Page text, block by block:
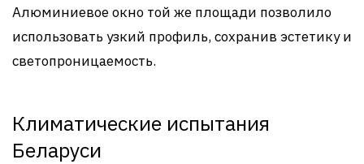
Алюминиевое окно той же площади позволило
использовать узкий профиль, сохранив эстетику и
светопроницаемость.
Климатические испытания
Беларуси